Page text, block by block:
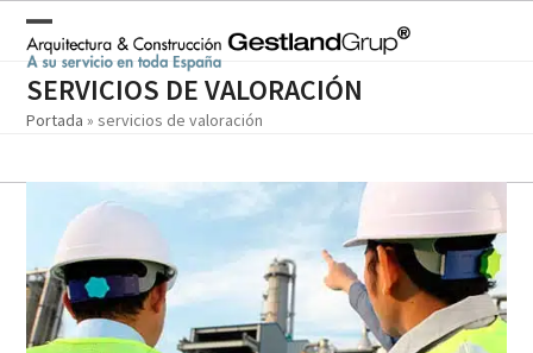
contentOpen
mobile
menu
Close
mobile
menu
SERVICIOS DE VALORACIÓN
Portada »servicios de valoración